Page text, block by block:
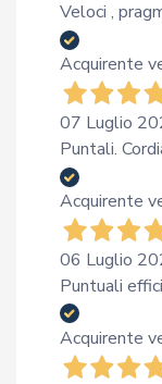
Veloci ,
Acquirente
07 Luglio
Puntali.
Acquirente
06 Luglio
Puntuali
Acquirente